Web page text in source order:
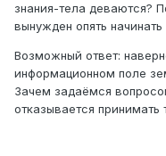
знания-тела деваются?
вынужден опять начинать
Возможный ответ:
информационном поле
Зачем задаёмся
отказывается принимать